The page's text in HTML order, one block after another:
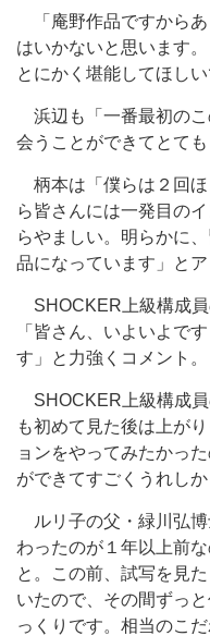
「庵野作品ですからあ
はいかないと思います
とにかく堪能してほし
浜辺も「一番最初のこ
会うことができてとて
柄本は「僕らは２回ほ
ら皆さんには一発目の
らやましい。明らかに
品になっています」とア
SHOCKER上級構成員
「皆さん、いよいよで
す」と力強くコメント。
SHOCKER上級構成員
も初めて見た後は上が
ョンをやってみたかっ
ができてすごくうれし
ルリ子の父・緑川弘博
わったのが１年以上前
と。この前、試写を見
いたので、その間ずっ
っくりです。相当のこ